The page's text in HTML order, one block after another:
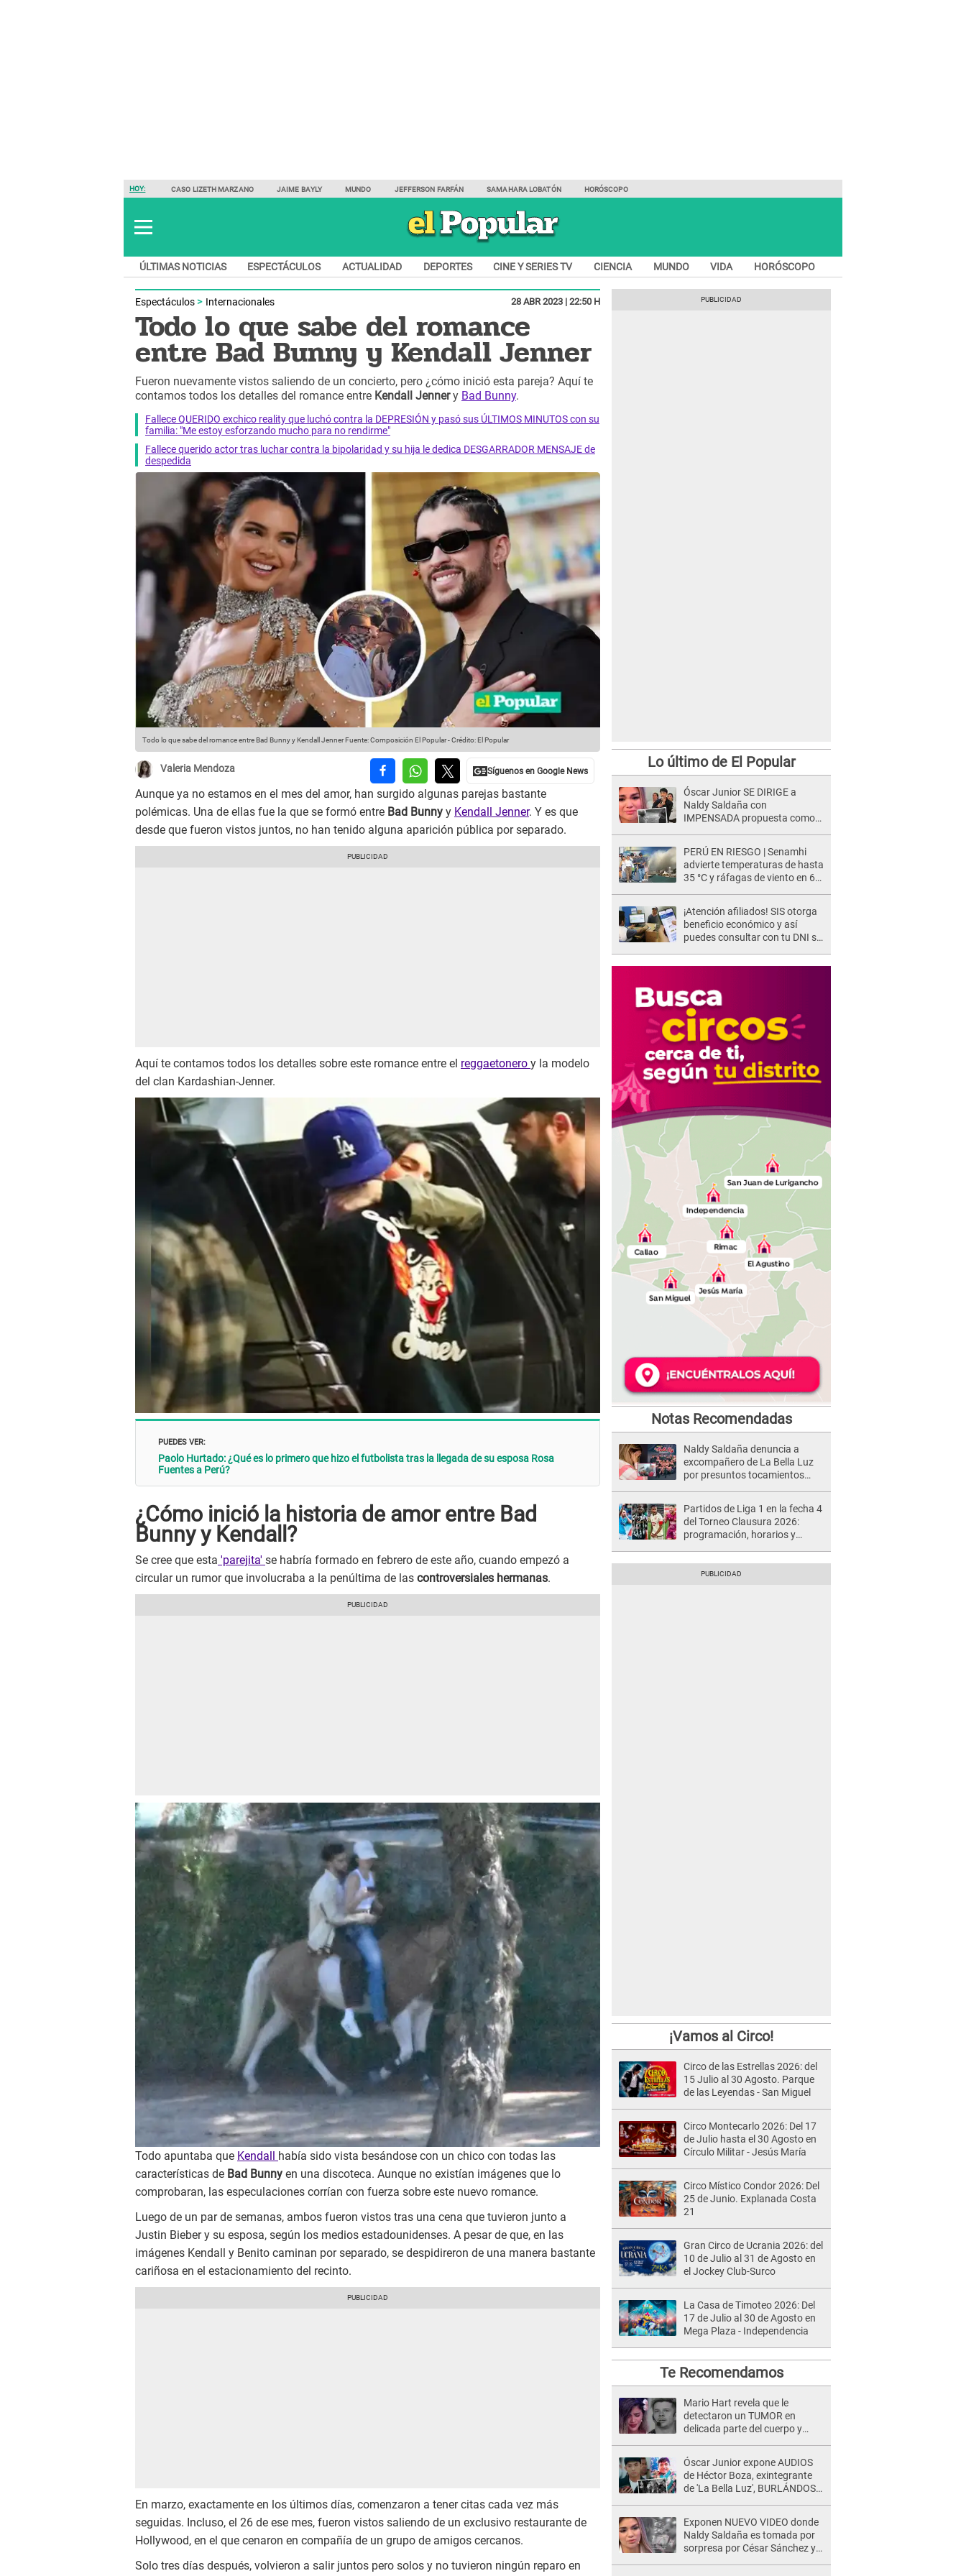
HOY: CASO LIZETH MARZANO JAIME BAYLY MUNDO JEFFERSON FARFÁN SAMAHARA LOBATÓN HORÓSCOPO
ÚLTIMAS NOTICIAS ESPECTÁCULOS ACTUALIDAD DEPORTES CINE Y SERIES TV CIENCIA MUNDO VIDA HORÓSCOPO
Espectáculos Internacionales 28 ABR 2023 | 22:50 H
Todo lo que sabe del romance
entre Bad Bunny y Kendall Jenner
Fueron nuevamente vistos saliendo de un concierto, pero ¿cómo inició esta pareja? Aquí te
contamos todos los detalles del romance entre Kendall Jennery Bad Bunny.
Fallece QUERIDO exchico reality que luchó contra la DEPRESIÓN y pasó sus ÚLTIMOS MINUTOS con su
familia: "Me estoy esforzando mucho para no rendirme"
Fallece querido actor tras luchar contra la bipolaridad y su hija le dedica DESGARRADOR MENSAJE de
despedida
Todo lo que sabe del romance entre Bad Bunny y Kendall JennerFuente: Composición El Popular-Crédito: El Popular
Valeria Mendoza
Aunque ya no estamos en el mes del amor, han surgido algunas parejas bastante
polémicas. Una de ellas fue la que se formó entre Bad Bunny y Kendall Jenner. Y es que
desde que fueron vistos juntos, no han tenido alguna aparición pública por separado.
Aquí te contamos todos los detalles sobre este romance entre el reggaetonero y la modelo
del clan Kardashian-Jenner.
PUEDES VER:
Paolo Hurtado: ¿Qué es lo primero que hizo el futbolista tras la llegada de su esposa Rosa
Fuentes a Perú?
¿Cómo inició la historia de amor entre Bad
Bunny y Kendall?
Se cree que esta 'parejita' se habría formado en febrero de este año, cuando empezó a
circular un rumor que involucraba a la penúltima de las controversiales hermanas.
Todo apuntaba que Kendall
había sido vista besándose con un chico con todas las
características de Bad Bunny en una discoteca. Aunque no existían imágenes que lo
comprobaran, las especulaciones corrían con fuerza sobre este nuevo romance.
Luego de un par de semanas, ambos fueron vistos tras una cena que tuvieron junto a
Justin Bieber y su esposa, según los medios estadounidenses. A pesar de que, en las
imágenes Kendall y Benito caminan por separado, se despidireron de una manera bastante
cariñosa en el estacionamiento del recinto.
En marzo, exactamente en los últimos días, comenzaron a tener citas cada vez más
seguidas. Incluso, el 26 de ese mes, fueron vistos saliendo de un exclusivo restaurante de
Hollywood, en el que cenaron en compañía de un grupo de amigos cercanos.
Solo tres días después, volvieron a salir juntos pero solos y no tuvieron ningún reparo en
Lo último de El Popular
Óscar Junior SE DIRIGE a
Naldy Saldaña con
IMPENSADA propuesta como
denuncia: "Otro tipo de ley..."
PERÚ EN RIESGO | Senamhi
advierte temperaturas de hasta
35 °C y ráfagas de viento en 6
¡Atención afiliados! SIS otorga
beneficio económico y así
puedes consultar con tu DNI si
Notas Recomendadas
Naldy Saldaña denuncia a
excompañero de La Bella Luz
por presuntos tocamientos
Partidos de Liga 1 en la fecha 4
del Torneo Clausura 2026:
programación, horarios y
¡Vamos al Circo!
Circo de las Estrellas 2026: del
15 Julio al 30 Agosto. Parque
de las Leyendas - San Miguel
Circo Montecarlo 2026: Del 17
de Julio hasta el 30 Agosto en
Círculo Militar - Jesús María
Circo Místico Condor 2026: Del
25 de Junio. Explanada Costa
21
Gran Circo de Ucrania 2026: del
10 de Julio al 31 de Agosto en
el Jockey Club-Surco
La Casa de Timoteo 2026: Del
17 de Julio al 30 de Agosto en
Mega Plaza - Independencia
Te Recomendamos
Mario Hart revela que le
detectaron un TUMOR en
delicada parte del cuerpo y
muy fuertes..."
Óscar Junior expone AUDIOS
de Héctor Boza, exintegrante
de 'La Bella Luz', BURLÁNDOSE
Exponen NUEVO VIDEO donde
Naldy Saldaña es tomada por
sorpresa por César Sánchez y